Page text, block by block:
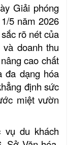
Giải phóng
5 năm 2026
rõ nét của
doanh thu
cao chất
đa dạng hóa
định sức
miệt vườn
vụ du khách